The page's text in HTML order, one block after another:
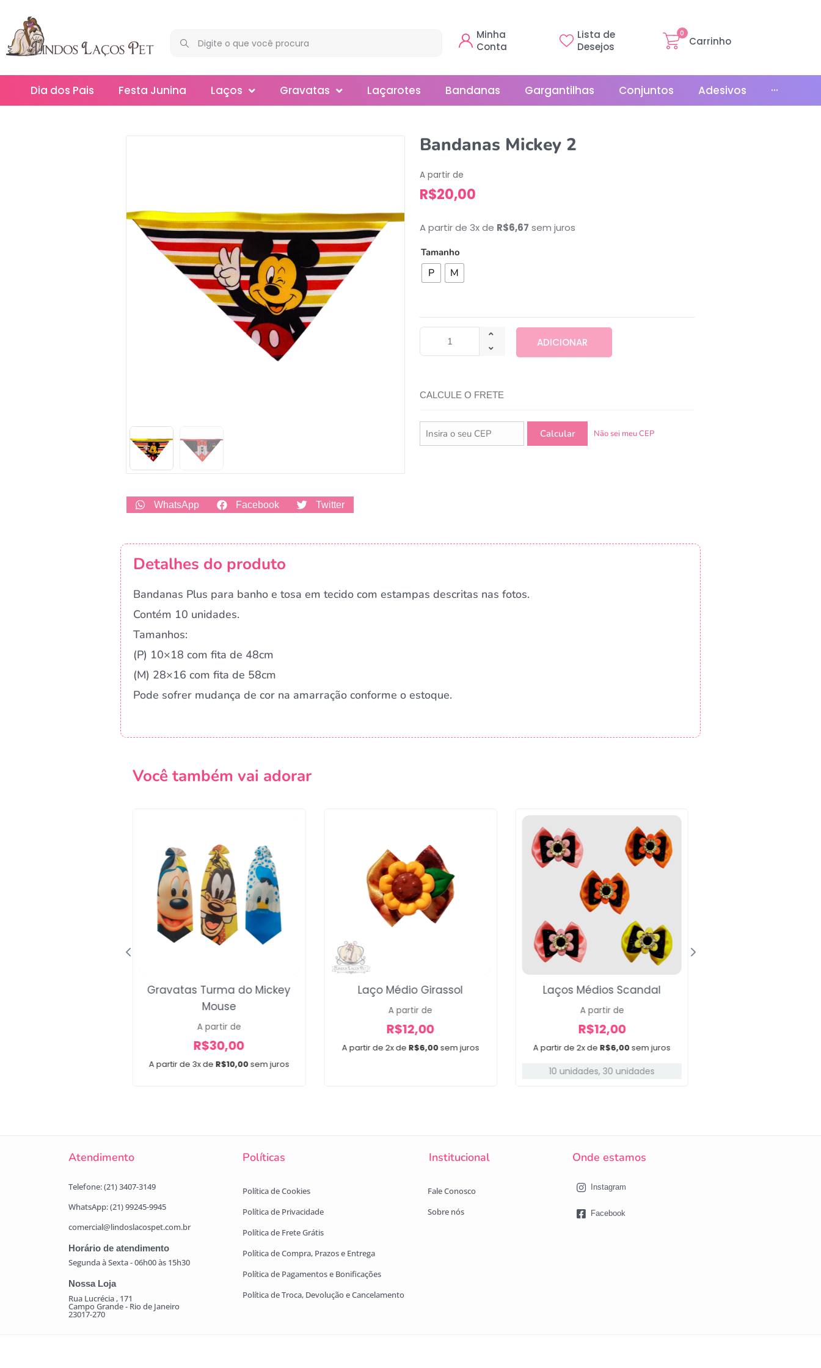
Minha
Conta
Lista de
Desejos
Carrinho
0
Dia dos Pais Festa Junina Laços
Mini
Slim
Splash
Gravatas
Smoking
Laçarotes Bandanas Gargantilhas Conjuntos Adesivos ···
WhatsApp Facebook Twitter
Bandanas Mickey 2
A partir de
R$20,00
A partir de 3x de R$6,67 sem juros
Tamanho
P M
ADICIONAR
CALCULE O FRETE
Não sei meu CEP
Detalhes do produto
Bandanas Plus para banho e tosa em tecido com estampas descritas nas fotos.
Contém 10 unidades.
Tamanhos:
(P) 10×18 com fita de 48cm
(M) 28×16 com fita de 58cm
Pode sofrer mudança de cor na amarração conforme o estoque.
Você também vai adorar
A partir de 3x de R$10,00sem juros
Gravatas Turma do Mickey
Mouse
A partir de
R$30,00 A partir de 2x de R$6,00sem juros
Laço Médio Girassol
A partir de
R$12,00
A partir de 2x de R$6,00sem juros
Laços Médios Scandal
A partir de
R$12,00
10 unidades, 30 unidades
Atendimento Políticas Institucional Onde estamos
Telefone: (21) 3407-3149
WhatsApp: (21) 99245-9945
comercial@lindoslacospet.com.br
Horário de atendimento
Segunda à Sexta - 06h00 às 15h30
Nossa Loja
Rua Lucrécia , 171
Campo Grande - Rio de Janeiro
23017-270
Política de Cookies
Política de Privacidade
Política de Frete Grátis
Política de Compra, Prazos e Entrega
Política de Pagamentos e Bonificações
Política de Troca, Devolução e Cancelamento
Fale Conosco
Sobre nós
Instagram
Facebook
Campanha lançada com sucesso!